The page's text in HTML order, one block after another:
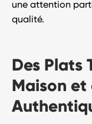
une attention
qualité.
Des Plats
Maison et